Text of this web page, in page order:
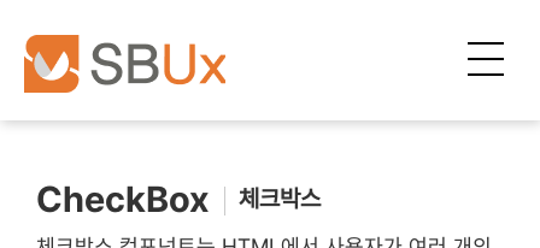
SBUx로 만드는 간단한 업무화면! SBUx Template
CheckBox 체크박스